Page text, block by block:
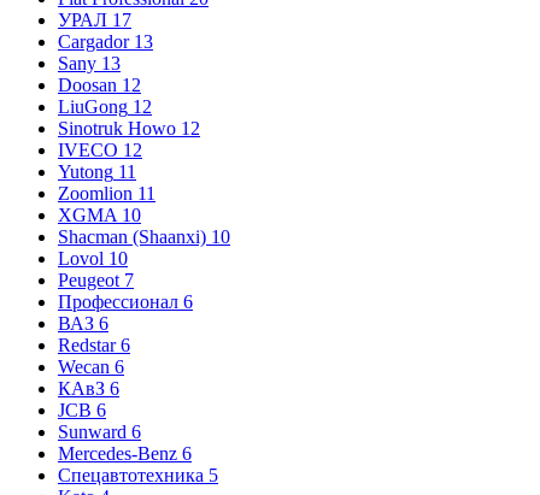
УРАЛ 17
Cargador 13
Sany 13
Doosan 12
LiuGong 12
Sinotruk Howo 12
IVECO 12
Yutong 11
Zoomlion 11
XGMA 10
Shacman (Shaanxi) 10
Lovol 10
Peugeot 7
Профессионал 6
ВАЗ 6
Redstar 6
Wecan 6
КАвЗ 6
JCB 6
Sunward 6
Mercedes-Benz 6
Спецавтотехника 5